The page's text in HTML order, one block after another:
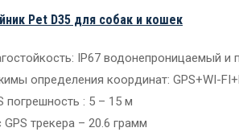
Pet D35 для собак и кошек
IP67 водонепроницаемый
определения координат: GPS+WI-
погрешность : 5 – 15 м
GPS трекера – 20.6 грамм